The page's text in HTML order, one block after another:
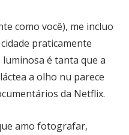
como você), me incluo
praticamente
é tanta que a
a olho nu parece
da Netflix.
amo fotografar,